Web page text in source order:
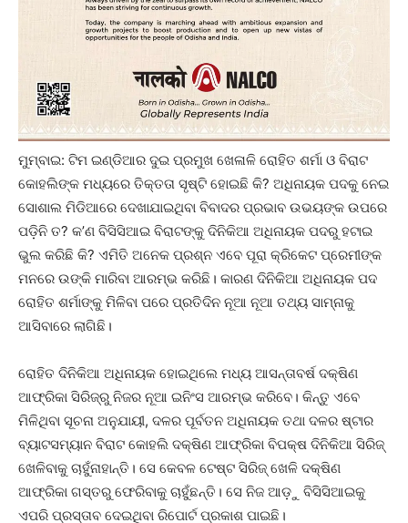
ମୁମ୍ବାଇ: ଟିମ ଇଣ୍ଡିଆର ଦୁଇ ପ୍ରମୁଖ ଖେଳାଳି ରୋହିତ ଶର୍ମା ଓ ବିରାଟ
କୋହଲିଙ୍କ ମଧ୍ୟରେ ତିକ୍ତତା ସୃଷ୍ଟି ହୋଇଛି କି? ଅଧିନାୟକ ପଦକୁ ନେଇ
ସୋଶାଲ ମିଡିଆରେ ଦେଖାଯାଇଥିବା ବିବାଦର ପ୍ରଭାବ ଉଭୟଙ୍କ ଉପରେ
ପଡ଼ିନି ତ? କ’ଣ ବିସିସିଆଇ ବିରାଟଙ୍କୁ ଦିନିକିଆ ଅଧିନାୟକ ପଦରୁ ହଟାଇ
ଭୁଲ କରିଛି କି? ଏମିତି ଅନେକ ପ୍ରଶ୍ନ ଏବେ ପୂରା କ୍ରିକେଟ ପ୍ରେମୀଙ୍କ
ମନରେ ଉଙ୍କି ମାରିବା ଆରମ୍ଭ କରିଛି। କାରଣ ଦିନିକିଆ ଅଧିନାୟକ ପଦ
ରୋହିତ ଶର୍ମାଙ୍କୁ ମିଳିବା ପରେ ପ୍ରତିଦିନ ନୂଆ ନୂଆ ତଥ୍ୟ ସାମ୍ନାକୁ
ଆସିବାରେ ଲାଗିଛି।
ରୋହିତ ଦିନିକିଆ ଅଧିନାୟକ ହୋଇଥିଲେ ମଧ୍ୟ ଆସନ୍ତାବର୍ଷ ଦକ୍ଷିଣ
ଆଫ୍ରିକା ସିରିଜ୍‌ରୁ ନିଜର ନୂଆ ଇନିଂସ ଆରମ୍ଭ କରିବେ। କିନ୍ତୁ ଏବେ
ମିଳିଥିବା ସୂଚନା ଅନୁଯାୟୀ, ଦଳର ପୂର୍ବତନ ଅଧିନାୟକ ତଥା ଦଳର ଷ୍ଟାର
ବ୍ୟାଟସମ୍ୟାନ ବିରାଟ କୋହଲି ଦକ୍ଷିଣ ଆଫ୍ରିକା ବିପକ୍ଷ ଦିନିକିଆ ସିରିଜ୍‌
ଖେଳିବାକୁ ଚାହୁଁନାହାନ୍ତି। ସେ କେବଳ ଟେଷ୍ଟ ସିରିଜ୍‌ ଖେଳି ଦକ୍ଷିଣ
ଆଫ୍ରିକା ଗସ୍ତରୁ ଫେରିବାକୁ ଚାହୁଁଛନ୍ତି। ସେ ନିଜ ଆଡ଼ୁ ବିସିସିଆଇକୁ
ଏପରି ପ୍ରସ୍ତାବ ଦେଇଥିବା ରିପୋର୍ଟ ପ୍ରକାଶ ପାଇଛି।